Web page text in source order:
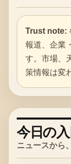
Trust note:
報道、企業
す。市場、
策情報は変
今日の
ニュースから